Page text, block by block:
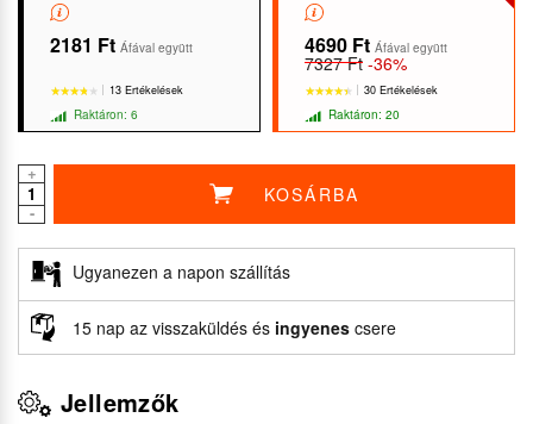
2181 Ft Áfával együtt
13 Ertékelések
Raktáron: 6
4690 Ft Áfával együtt
7327 Ft -36%
30 Ertékelések
Raktáron: 20
+
-
KOSÁRBA
Ugyanezen a napon szállítás
15 nap az visszaküldés és ingyenes csere
Jellemzők